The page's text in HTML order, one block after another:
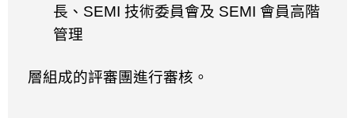
長、 SEMI 技術委員會及 SEMI 會員高階
管理
層組成的評審團進行審核。